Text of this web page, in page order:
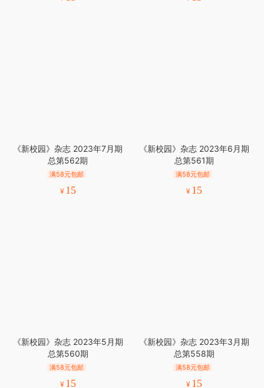
《新校园》杂志 2023年7月期
总第562期
满58元包邮
¥ 15
《新校园》杂志 2023年6月期
总第561期
满58元包邮
¥ 15
《新校园》杂志 2023年5月期
总第560期
满58元包邮
¥ 15
《新校园》杂志 2023年3月期
总第558期
满58元包邮
¥ 15